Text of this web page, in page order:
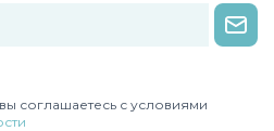
соглашаетесь с условиями